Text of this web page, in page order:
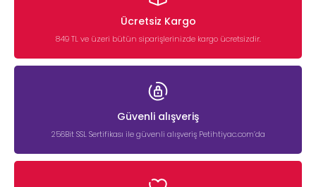
Ücretsiz Kargo
849 TL ve üzeri bütün siparişlerinizde kargo ücretsizdir.
Güvenli alışveriş
256Bit SSL Sertifikası ile güvenli alışveriş Petihtiyac.com’da